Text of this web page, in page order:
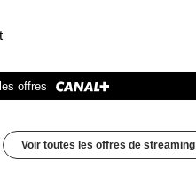
offres
Voir toutes les offres de streaming